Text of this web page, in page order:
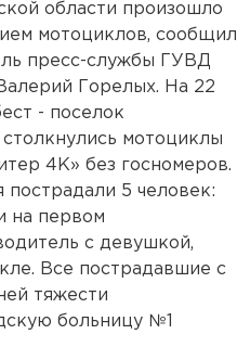
области произошло
мотоциклов, сообщил
пресс-службы ГУВД
Горелых. На 22
- поселок
мотоциклы
4К» без госномеров.
пострадали 5 человек:
на первом
с девушкой,
Все пострадавшие с
тяжести
больницу №1